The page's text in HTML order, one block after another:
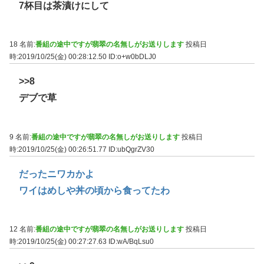
7杯目は茶漬けにして
18 名前:番組の途中ですが翡翠の名無しがお送りします 投稿日
時:2019/10/25(金) 00:28:12.50 ID:o+w0bDLJ0
>>8
デブで草
9 名前:番組の途中ですが翡翠の名無しがお送りします 投稿日
時:2019/10/25(金) 00:26:51.77 ID:ubQgrZV30
だったニワカかよ
ワイはめしや丼の頃から食ってたわ
12 名前:番組の途中ですが翡翠の名無しがお送りします 投稿日
時:2019/10/25(金) 00:27:27.63
ID:wA/BqLsu0